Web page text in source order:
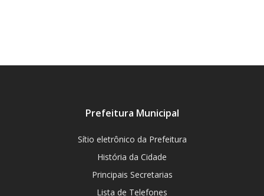
Prefeitura Municipal
Sítio eletrônico da Prefeitura
História da Cidade
Principais Secretarias
Lista de Telefones